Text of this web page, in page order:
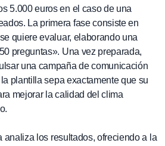
5.000 euros en el caso de una
La primera fase consiste en
quiere evaluar, elaborando una
preguntas». Una vez preparada,
una campaña de comunicación
plantilla sepa exactamente que su
mejorar la calidad del clima
analiza los resultados, ofreciendo a la